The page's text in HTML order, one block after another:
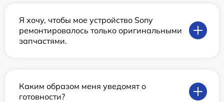
Я хочу, чтобы мое устройство Sony
ремонтировалось только оригинальными
запчастями.
Каким образом меня уведомят о
готовности?